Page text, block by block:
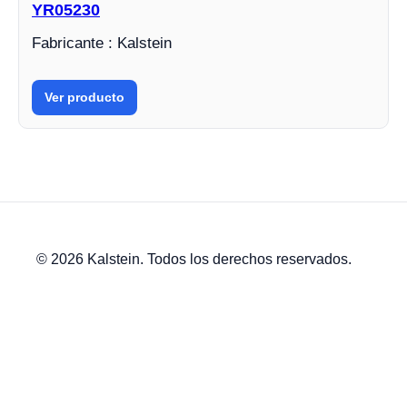
YR05230
Fabricante : Kalstein
Ver producto
© 2026 Kalstein. Todos los derechos reservados.